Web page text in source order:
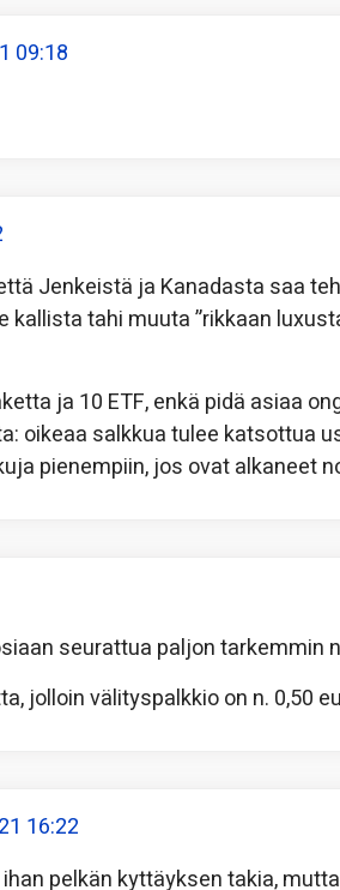
09:18
Jenkeistä ja Kanadasta saa
tahi muuta ”rikkaan
ja 10 ETF, enkä pidä asiaa
oikeaa salkkua tulee katsottua
pienempiin, jos ovat alkaneet
seurattua paljon tarkemmin
jolloin välityspalkkio on n. 0,50
16:22
pelkän kyttäyksen takia,